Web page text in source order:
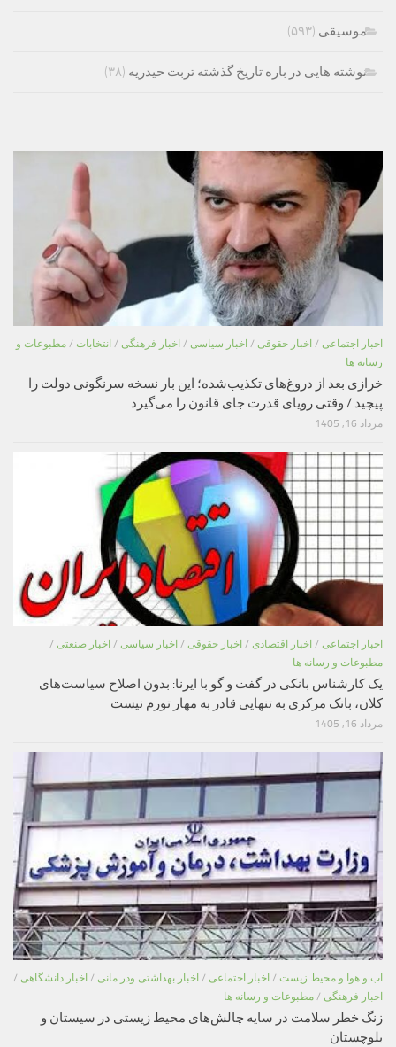
موسیقی (۵۹۳)
نوشته هایی در باره تاریخ گذشته تربت حیدریه (۳۸)
اخبار اجتماعی / اخبار حقوقی / اخبار سیاسی / اخبار فرهنگی / انتخابات / مطبوعات و
رسانه ها
خرازی بعد از دروغ‌های تکذیب‌شده؛ این بار نسخه سرنگونی دولت را
پیچید / وقتی رویای قدرت جای قانون را می‌گیرد
مرداد 16, 1405
اخبار اجتماعی / اخبار اقتصادی / اخبار حقوقی / اخبار سیاسی / اخبار صنعتی /
مطبوعات و رسانه ها
یک کارشناس بانکی در گفت و گو با ایرنا: بدون اصلاح سیاست‌های
کلان، بانک مرکزی به تنهایی قادر به مهار تورم نیست
مرداد 16, 1405
اب و هوا و محیط زیست / اخبار اجتماعی / اخبار بهداشتی ودر مانی / اخبار دانشگاهی /
اخبار فرهنگی / مطبوعات و رسانه ها
زنگ خطر سلامت در سایه چالش‌های محیط زیستی در سیستان و
بلوچستان